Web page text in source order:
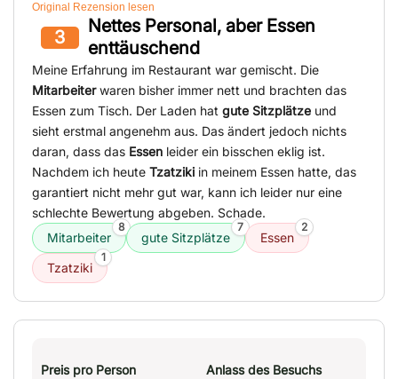
Original Rezension lesen
3
Nettes Personal, aber Essen
enttäuschend
Meine Erfahrung im Restaurant war gemischt. Die
Mitarbeiterwaren bisher immer nett und brachten das
Essen zum Tisch. Der Laden hat gute Sitzplätze und
sieht erstmal angenehm aus. Das ändert jedoch nichts
daran, dass das Essen leider ein bisschen eklig ist.
Nachdem ich heute Tzatziki in meinem Essen hatte, das
garantiert nicht mehr gut war, kann ich leider nur eine
schlechte Bewertung abgeben. Schade.
Mitarbeiter
8
gute Sitzplätze
7
Essen
2
Tzatziki
1
Preis pro Person Anlass des Besuchs